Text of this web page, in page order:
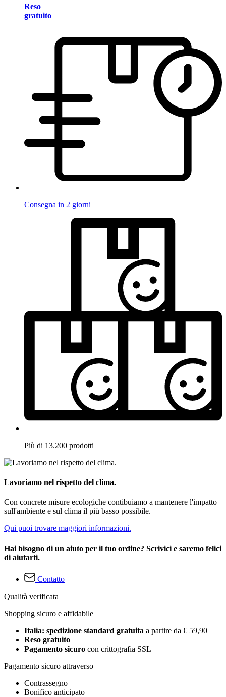
Reso
gratuito
Consegna in 2 giorni
Più di 13.200 prodotti
Lavoriamo nel rispetto del clima.
Con concrete misure ecologiche contibuiamo a mantenere l'impatto
sull'ambiente e sul clima il più basso possibile.
Qui puoi trovare maggiori informazioni.
Hai bisogno di un aiuto per il tuo ordine? Scrivici e saremo felici
di aiutarti.
Contatto
Qualità verificata
Shopping sicuro e affidabile
Italia: spedizione standard gratuita a partire da € 59,90
Reso gratuito
Pagamento sicuro con crittografia SSL
Pagamento sicuro attraverso
Contrassegno
Bonifico anticipato